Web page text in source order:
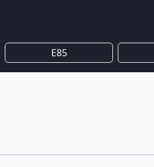
E85